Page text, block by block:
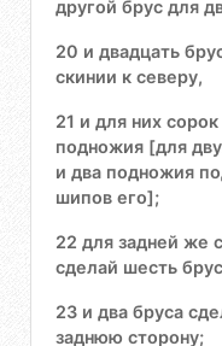
другой брус для
20 и двадцать
скинии к северу,
21 и для них
подножия [для
и два подножия
шипов его];
22 для задней же
сделай шесть
23 и два бруса
заднюю сторону;